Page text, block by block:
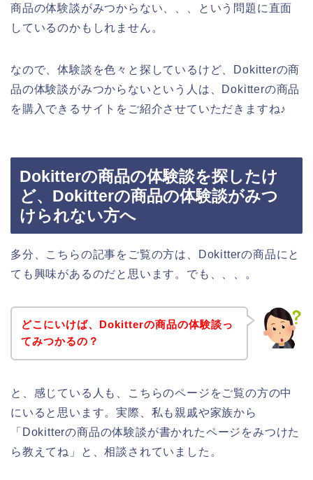
商品の体験談がみつからない、、、という問題に直面
しているのかもしれません。
なので、体験談を色々と探しているけど、Dokitterの商
品の体験談がみつからないという人は、Dokitterの商品
を購入できるサイトをご紹介させていただきますね♪
Dokitterの商品の体験談を探したけ
ど、Dokitterの商品の体験談がみつ
けられない方へ
多分、こちらの記事をご覧の方は、Dokitterの商品にと
ても興味があるのだと思います。でも、、、。
どこにいけば、Dokitterの商品の体験談っ
てみつかるの？
と、感じている人も、こちらのページをご覧の方の中
にいると思います。実際、私も親戚や家族から
「Dokitterの商品の体験談が書かれたページをみつけた
ら教えてね」と、相談されていました。